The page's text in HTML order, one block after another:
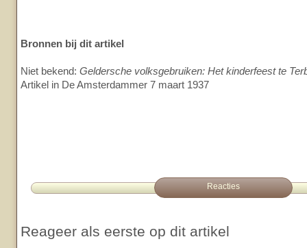
Bronnen bij dit artikel
Niet bekend: Geldersche volksgebruiken: Het kinderfeest te
Artikel in De Amsterdammer 7 maart 1937
Reacties
Reageer als eerste op dit artikel